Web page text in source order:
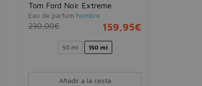
Tom Ford Noir Extreme
Eau de parfum hombre
230,00€ 159,95€
50 ml 150 ml
Añadir a la cesta